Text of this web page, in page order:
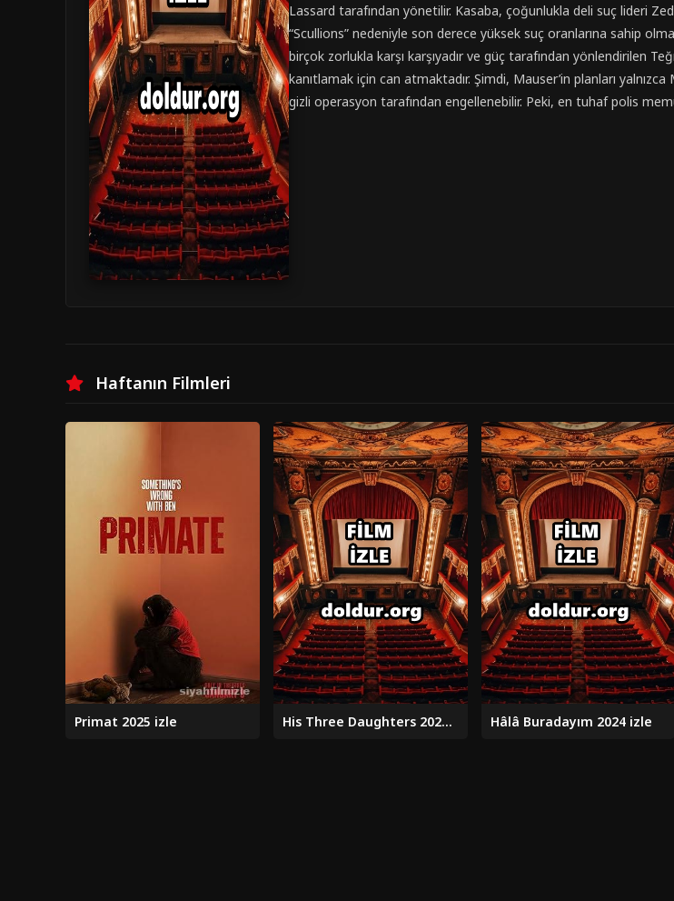
Lassard tarafından yönetilir. Kasaba, çoğunlukla deli suç lideri
“Scullions” nedeniyle son derece yüksek suç oranlarına sahip
birçok zorlukla karşı karşıyadır ve güç tarafından yönlendirilen
kanıtlamak için can atmaktadır. Şimdi, Mauser’in planları
gizli operasyon tarafından engellenebilir. Peki, en tuhaf polis
Haftanın Filmleri
Primat 2025 izle His Three Daughters 2023 izle Hâlâ Buradayım 2024 izle